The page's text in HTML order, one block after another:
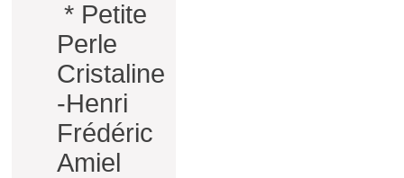
* Petite
Perle
Cristaline
-Henri
Frédéric
Amiel